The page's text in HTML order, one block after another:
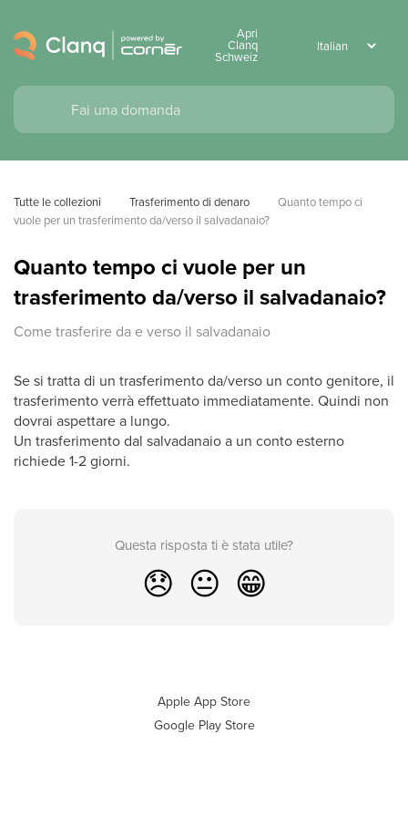
Apri
Clanq
Schweiz
Tutte le collezioni Trasferimento di denaro
Quanto tempo ci
vuole per un trasferimento da/verso il salvadanaio?
Quanto tempo ci vuole per un
trasferimento da/verso il salvadanaio?
Come trasferire da e verso il salvadanaio
Se si tratta di un trasferimento da/verso un conto genitore, il
trasferimento verrà effettuato immediatamente. Quindi non
dovrai aspettare a lungo.
Un trasferimento dal salvadanaio a un conto esterno
richiede 1-2 giorni.
Questa risposta ti è stata utile?
😞 😐 😁
Apple App Store
Google Play Store